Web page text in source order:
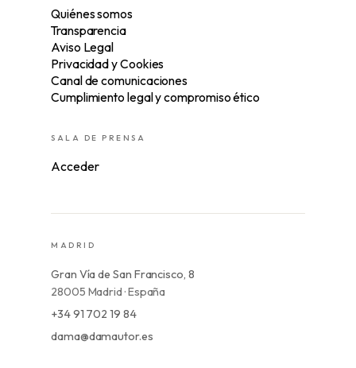
Quiénes somos
Transparencia
Aviso Legal
Privacidad y Cookies
Canal de comunicaciones
Cumplimiento legal y compromiso ético
SALA DE PRENSA
Acceder
MADRID
Gran Vía de San Francisco, 8
28005 Madrid · España
+34 91 702 19 84
dama@damautor.es